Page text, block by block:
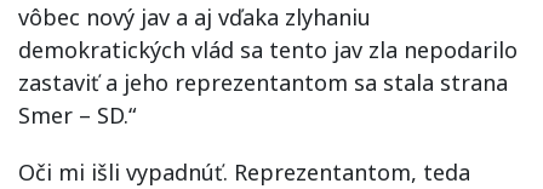
vôbec nový jav a aj vďaka zlyhaniu
demokratických vlád sa tento jav zla nepodarilo
zastaviť a jeho reprezentantom sa stala strana
Smer – SD.“
Oči mi išli vypadnúť. Reprezentantom, teda